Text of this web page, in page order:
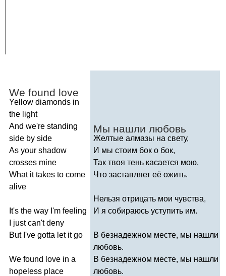
We found love
Yellow diamonds in
the light
And we're standing
side by side
As your shadow
crosses mine
What it takes to come
alive
It's the way I'm feeling
just can't deny
But I've gotta let it go
We found love in a
hopeless place
Мы нашли любовь
Желтые алмазы на свету,
И мы стоим бок о бок,
Так твоя тень касается мою,
Что заставляет её ожить.
Нельзя отрицать мои чувства,
И я собираюсь уступить им.
В безнадежном месте, мы нашли
любовь.
В безнадежном месте, мы нашли
любовь.